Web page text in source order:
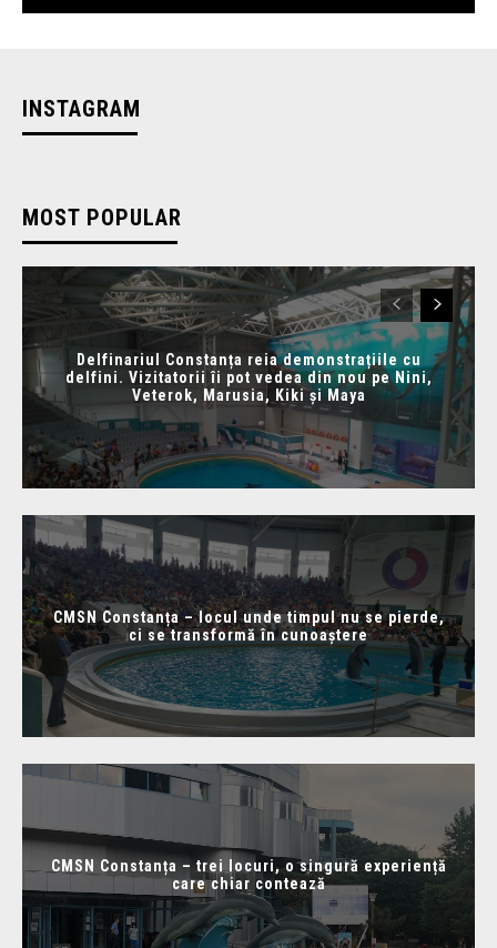
INSTAGRAM
MOST POPULAR
Delfinariul Constanța reia demonstrațiile cu
delfini. Vizitatorii îi pot vedea din nou pe Nini,
Veterok, Marusia, Kiki și Maya
CMSN Constanța – locul unde timpul nu se pierde,
ci se transformă în cunoaștere
CMSN Constanța – trei locuri, o singură experiență
care chiar contează